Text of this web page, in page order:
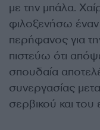
με την μπάλα.
φιλοξενήσω έναν
περήφανος για
πιστεύω ότι
σπουδαία
συνεργασίας
σερβικού και του